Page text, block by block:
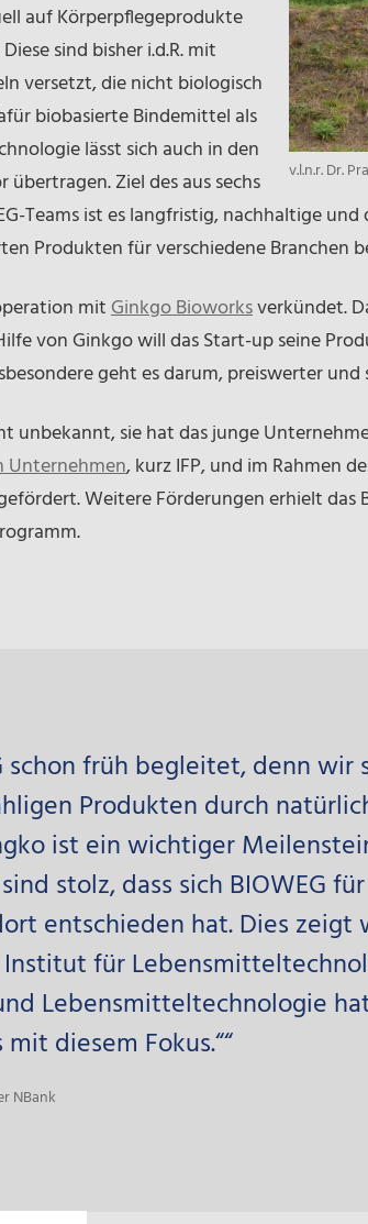
v.l.n.r. Dr.
auf Körperpflegeprodukte
sind bisher i.d.R. mit
versetzt, die nicht biologisch
biobasierte Bindemittel als
lässt sich auch in den
Ziel des aus sechs
Teams ist es langfristig, nachhaltige
Produkten für verschiedene Branchen
mitGinkgo Bioworksverkündet.
von Ginkgo will das Start-up seine
geht es darum, preiswerter und
unbekannt, sie hat das junge
Unternehmen, kurz IFP, und im Rahmen
Weitere Förderungen erhielt
schon früh begleitet, denn wir
Produkten durch
ist ein wichtiger
stolz, dass sich BIOWEG
entschieden hat. Dies
für
Lebensmitteltechnologie
diesem Fokus.““
NBank